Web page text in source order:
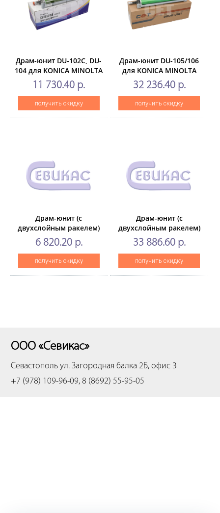
Драм-юнит DU-102C, DU-
104 для KONICA MINOLTA
Bizhub
ProC5500/C5501/C6500/C6501
(CET) CMYK, 230000 стр.,
CET7367
11 730.40 р.
получить скидку
Драм-юнит DU-105/106
для KONICA MINOLTA
Bizhub
PRESSC1060/C1070/C71hc,
AccurioPrint C2060L,
AccurioPress C2070(CET)
CMYK, 320000 стр.,
32 236.40 р.
получить скидку
Драм-юнит (c
двухслойным ракелем)
DR-214K для
KONICAMINOLTA Bizhub
C227/287 (CET) Black,
105000 стр., CET7373P
6 820.20 р.
получить скидку
Драм-юнит (c
двухслойным ракелем)
DR620, DR621 дляKONICA
MINOLTA AccurioPrint
C4065/C4070/C4080 (CET)
CMY,460000 стр.,
CET471087
33 886.60 р.
получить скидку
ООО «Севикас»
Севастополь ул. Загородная балка 2Б, офис 3
+7 (978) 109-96-09, 8 (8692) 55-95-05